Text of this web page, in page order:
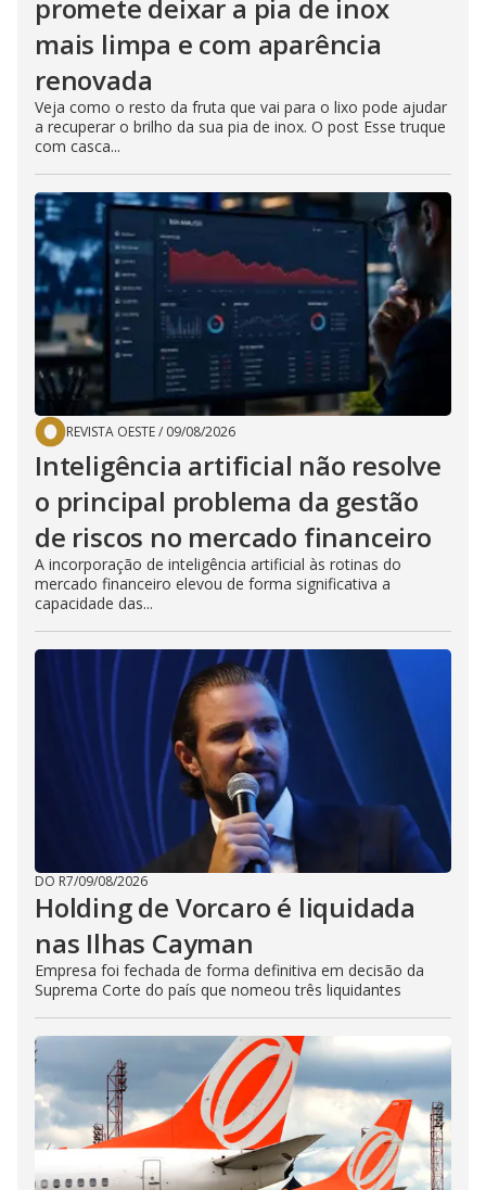
promete deixar a pia de inox
mais limpa e com aparência
renovada
Veja como o resto da fruta que vai para o lixo pode ajudar
a recuperar o brilho da sua pia de inox. O post Esse truque
com casca...
REVISTA OESTE/ 09/08/2026
Inteligência artificial não resolve
o principal problema da gestão
de riscos no mercado financeiro
A incorporação de inteligência artificial às rotinas do
mercado financeiro elevou de forma significativa a
capacidade das...
DO R7/09/08/2026
Holding de Vorcaro é liquidada
nas Ilhas Cayman
Empresa foi fechada de forma definitiva em decisão da
Suprema Corte do país que nomeou três liquidantes